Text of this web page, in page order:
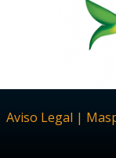
Aviso Legal |